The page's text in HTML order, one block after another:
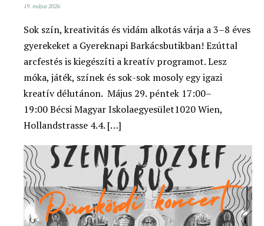
19. május 2026
Sok szín, kreativitás és vidám alkotás várja a 3–8 éves
gyerekeket a Gyereknapi Barkácsbutikban! Ezúttal
arcfestés is kiegészíti a kreatív programot. Lesz
móka, játék, színek és sok-sok mosoly egy igazi
kreatív délutánon. Május 29. péntek 17:00–
19:00 Bécsi Magyar Iskolaegyesület1020 Wien,
Hollandstrasse 4.4. […]